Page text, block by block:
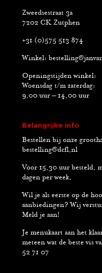
Zweedsestraat 3a
7202 CK Zutphen
+31 (0)575 513 874
Winkel:
Openingstijden winkel:
Woensdag t/m zaterdag:
9.00 uur – 14.00 uur
Belangrijke info
Bestellen bij onze
bestelling@dcfl.nl
Voor 15.30 uur besteld,
dagen per week.
Wil je als eerste op de
aanbiedingen? Wij
Meld je aan!
Je menukaart aan het
meteen wat de beste vis
52 71 07